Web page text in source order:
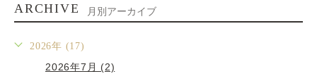
ARCHIVE 月別アーカイブ
2026年 (17)
2026年7月 (2)